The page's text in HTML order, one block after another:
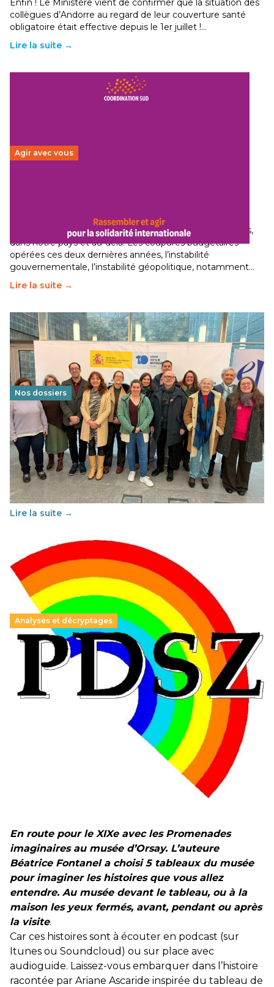
Enfin ! Le Ministère vient de confirmer que la situation des
collègues d’Andorre au regard de leur couverture santé
obligatoire était effective depuis le 1er juillet !…
Lire la suite →
Agir avec vous
Le secteur humanitaire connaît des difficultés profondes,
dans notre pays et au-delà. Les coupures budgétaires
opérées ces deux dernières années, l’instabilité
gouvernementale, l’instabilité géopolitique, notamment…
Lire la suite →
Nos dossiers
Éducation au vivre-ensemble : un échange croisé
franco-espagnol pour changer d’approche
29 juin 2026-National
Cette année, l'UNSA Éducation a mené un projet Erasmus
soutenu par l'union Européenne et centré sur l'éducation
au vivre-ensemble : quelles différences entre la France…
Lire la suite →
Analyses et décryptages
Hongrie : du changement pour les politiques
éducatives, aussi !
25 juin 2026
En Hongrie, le conservateur Peter Magyar et son parti
Tisza "Respect et liberté" ont remporté une large victoire,
contre le premier ministre sortant, Viktor Orban,…
En route pour le XIXe avec les Promenades
imaginaires au musée d’Orsay. L’auteure
Béatrice Fontanel a choisi 5 tableaux du musée
pour imaginer les histoires que vous allez
entendre. Au musée devant le tableau, ou à la
maison les yeux fermés, avant, pendant ou après
la visite.
Car ces histoires sont à écouter en podcast (sur
Itunes ou Soundcloud) ou sur place avec
audioguide. Laissez-vous embarquer dans l’histoire
racontée par Ariane Ascaride inspirée du tableau de